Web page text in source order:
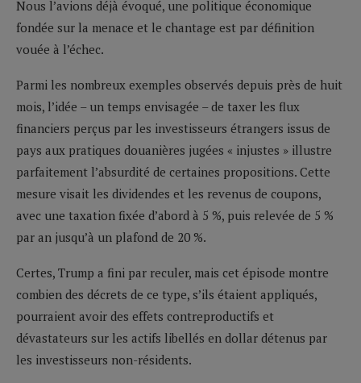
Nous l’avions déjà évoqué, une politique économique
fondée sur la menace et le chantage est par définition
vouée à l’échec.
Parmi les nombreux exemples observés depuis près de huit
mois, l’idée – un temps envisagée – de taxer les flux
financiers perçus par les investisseurs étrangers issus de
pays aux pratiques douanières jugées « injustes » illustre
parfaitement l’absurdité de certaines propositions. Cette
mesure visait les dividendes et les revenus de coupons,
avec une taxation fixée d’abord à 5 %, puis relevée de 5 %
par an jusqu’à un plafond de 20 %.
Certes, Trump a fini par reculer, mais cet épisode montre
combien des décrets de ce type, s’ils étaient appliqués,
pourraient avoir des effets contreproductifs et
dévastateurs sur les actifs libellés en dollar détenus par
les investisseurs non-résidents.